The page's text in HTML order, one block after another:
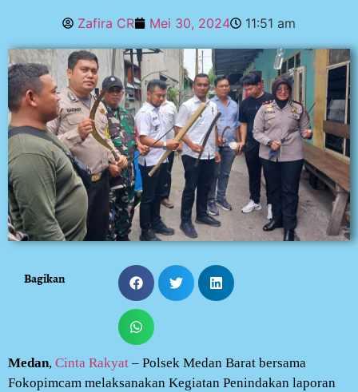
Zafira CR Mei 30, 2024 11:51 am
Bagikan
Medan, Cinta Rakyat – Polsek Medan Barat bersama
Fokopimcam melaksanakan Kegiatan Penindakan laporan